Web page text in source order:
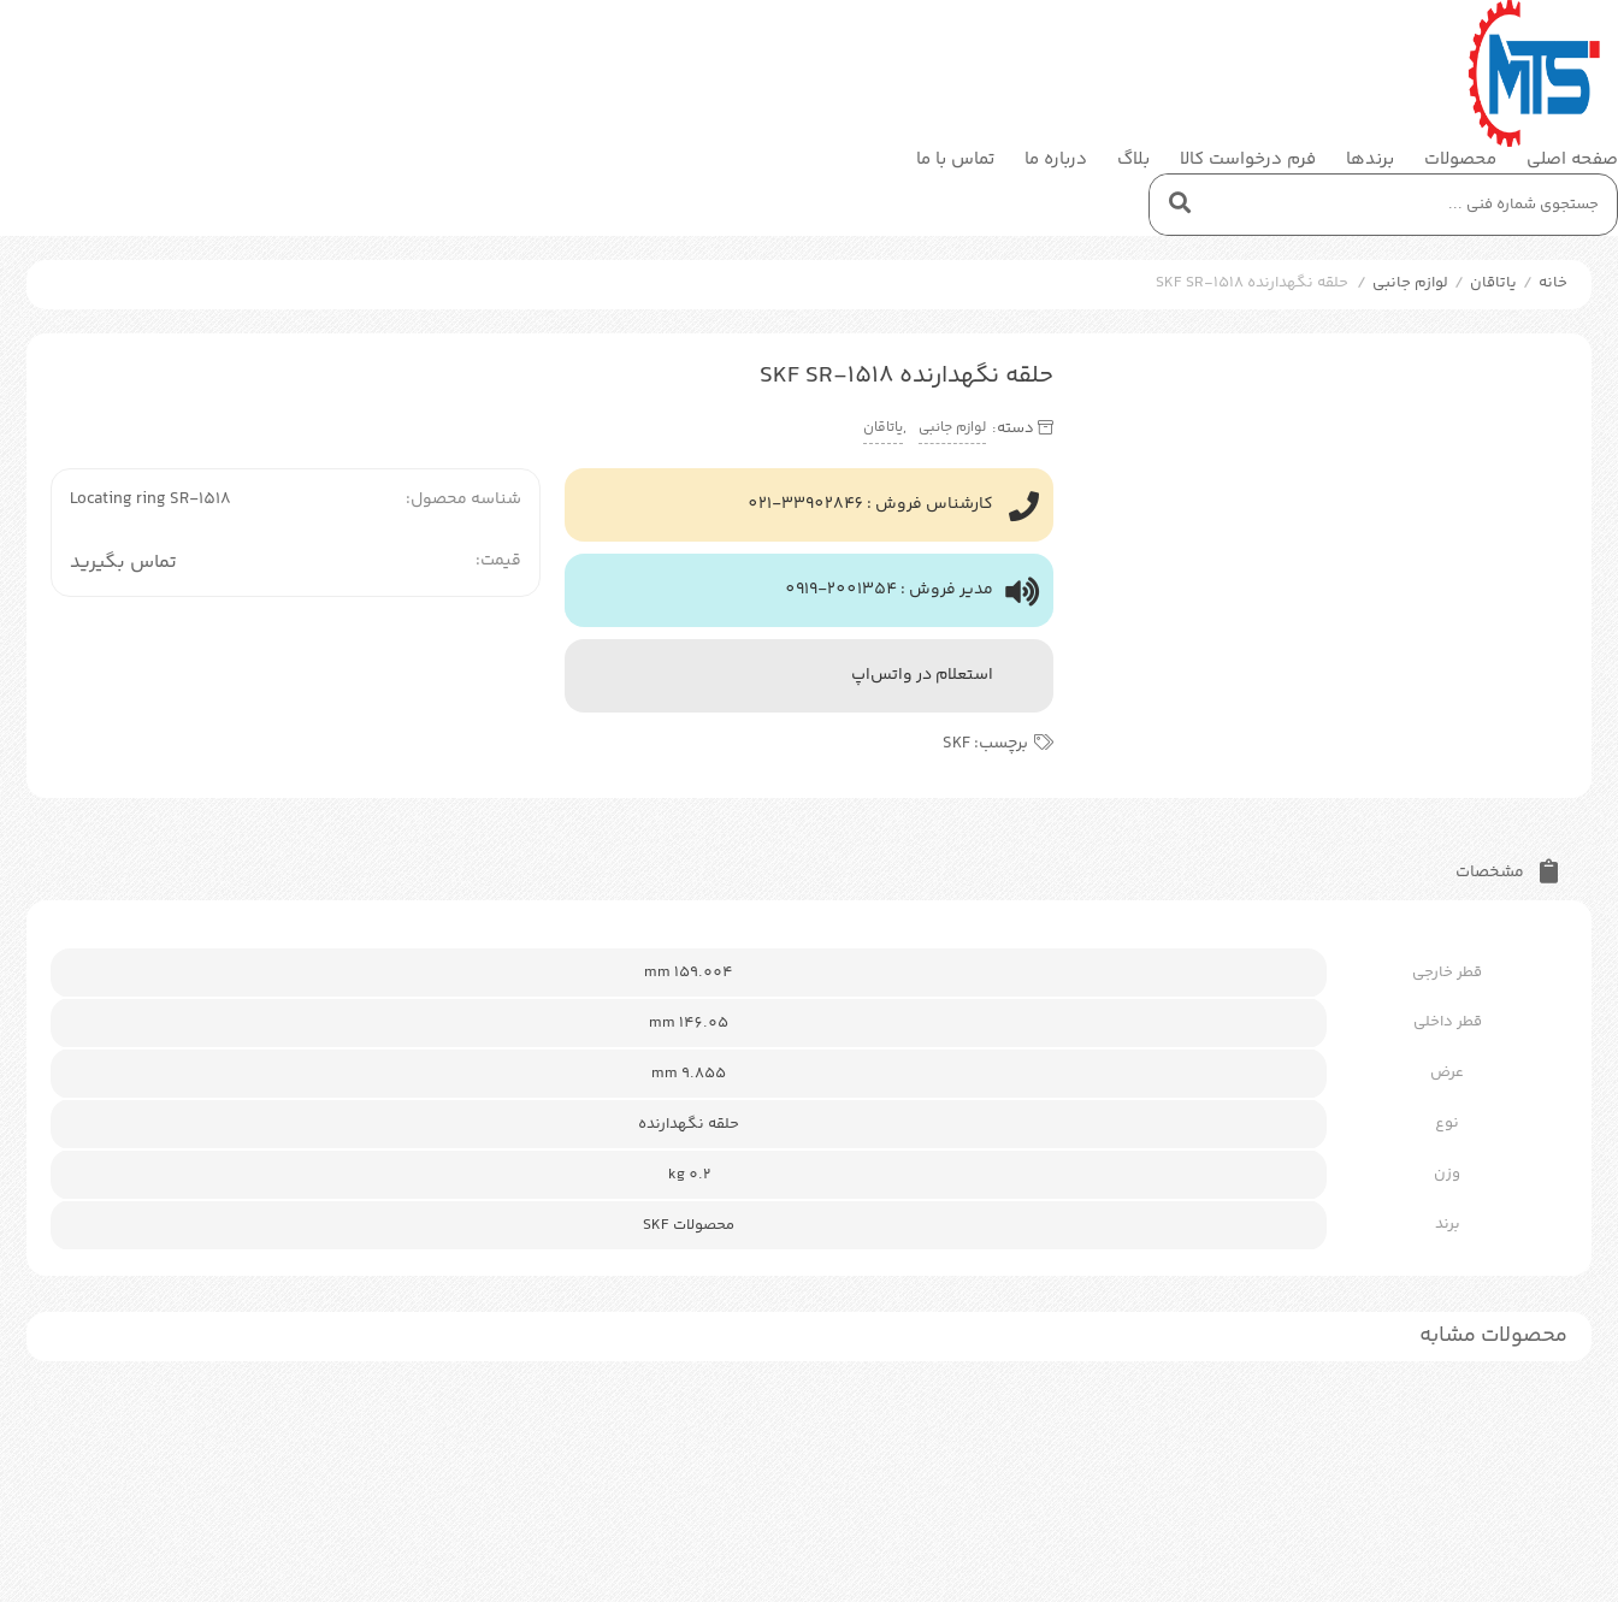
صفحه اصلی محصولات برندها فرم درخواست کالا بلاگ درباره ما تماس با ما
خانه / یاتاقان / لوازم جانبی / حلقه نگهدارنده SKF SR-1518
حلقه نگهدارنده SKF SR-1518
دسته: لوازم جانبی ,یاتاقان
کارشناس فروش : 33902846-021
مدیر فروش : 2001354-0919
استعلام در واتس‌اپ
برچسب:SKF
شناسه محصول: Locating ring SR-1518
قیمت: تماس بگیرید
مشخصات
قطر خارجی 159.004 mm
قطر داخلی 146.05 mm
عرض 9.855 mm
نوع حلقه نگهدارنده
وزن 0.2 kg
برند محصولات SKF
محصولات مشابه